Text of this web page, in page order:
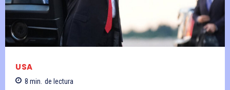
USA
8 min. de lectura